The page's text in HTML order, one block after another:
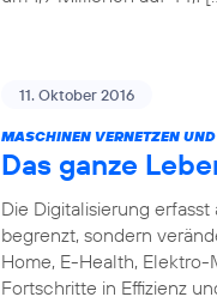
11. Oktober 2016
MASCHINEN VERNETZEN
Das ganze
Die Digitalisierung
begrenzt, sondern
Home, E-Health,
Fortschritte in Effizienz